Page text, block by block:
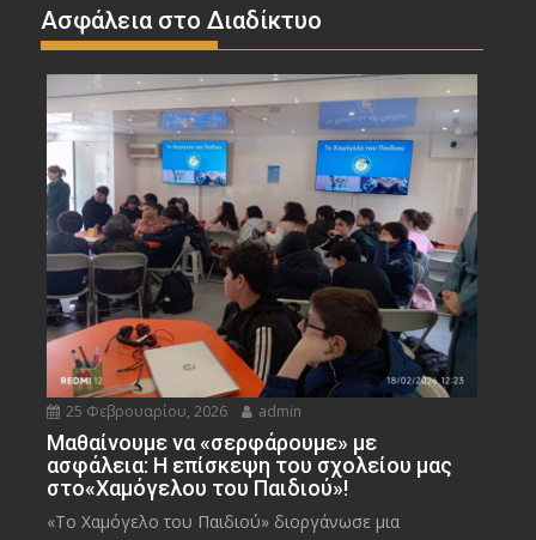
Ασφάλεια στο Διαδίκτυο
25 Φεβρουαρίου, 2026 admin
Μαθαίνουμε να «σερφάρουμε» με
ασφάλεια: Η επίσκεψη του σχολείου μας
στο«Χαμόγελου του Παιδιού»!
«Το Χαμόγελο του Παιδιού» διοργάνωσε μια